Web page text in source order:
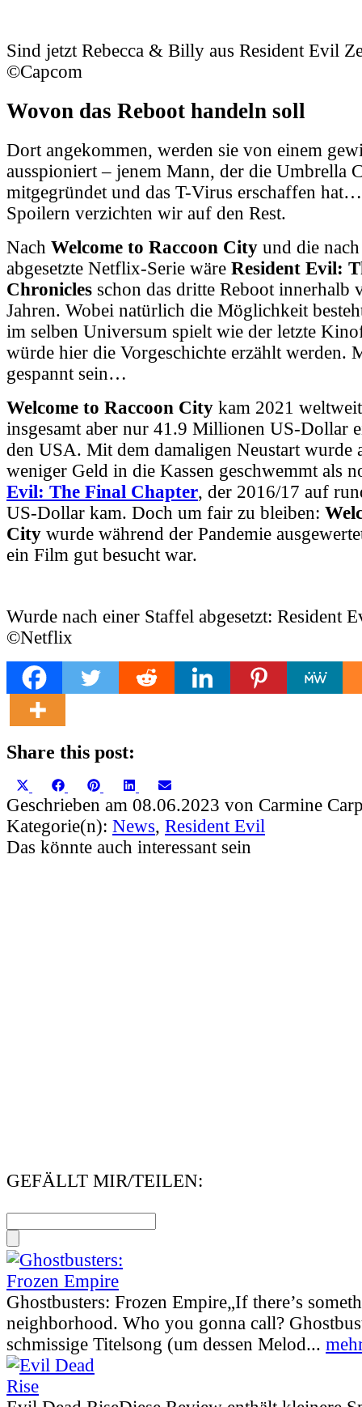
Sind jetzt Rebecca & Billy aus Resident Evil
©Capcom
Wovon das Reboot handeln soll
Dort angekommen, werden sie von einem
ausspioniert – jenem Mann, der die Umbrella
mitgegründet und das T-Virus erschaffen
Spoilern verzichten wir auf den Rest.
Nach Welcome to Raccoon City und die
abgesetzte Netflix-Serie wäre Resident Evil:
Chronicles schon das dritte Reboot innerhalb
Jahren. Wobei natürlich die Möglichkeit
im selben Universum spielt wie der letzte
würde hier die Vorgeschichte erzählt werden.
gespannt sein…
Welcome to Raccoon City kam 2021
insgesamt aber nur 41.9 Millionen US-Dollar
den USA. Mit dem damaligen Neustart wurde
weniger Geld in die Kassen geschwemmt als
Evil: The Final Chapter, der 2016/17 auf
US-Dollar kam. Doch um fair zu bleiben:
City wurde während der Pandemie
ein Film gut besucht war.
Wurde nach einer Staffel abgesetzt: Resident
©Netflix
Share this post:
Share
on
(Twitter)
Share
on
FacebookShare
on
Pinterest Share
on
LinkedInShare
on
Geschrieben am 08.06.2023 von Carmine
Kategorie(n): News, Resident Evil
Das könnte auch interessant sein
GEFÄLLT MIR/TEILEN:
Ghostbusters: Frozen Empire„If there’s
neighborhood. Who you gonna call?
schmissige Titelsong (um dessen Melod...